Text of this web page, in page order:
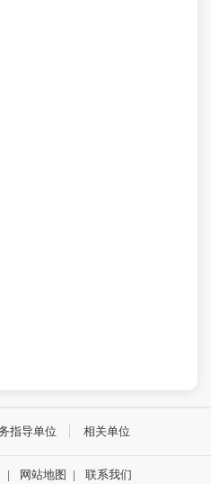
指导单位 相关单位
| 网站地图 | 联系我们